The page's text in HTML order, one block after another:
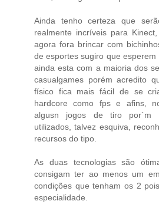
Ainda tenho certeza que
realmente incríveis para
agora fora brincar com
de esportes sugiro que
ainda esta com a maioria dos
casualgames porém acredito
físico fica mais fácil de se
hardcore como fps e afins,
algusn jogos de tiro por´m
utilizados, talvez esquiva,
recursos do tipo.
As duas tecnologias são
consigam ter ao menos um
condições que tenham os 2
especialidade.